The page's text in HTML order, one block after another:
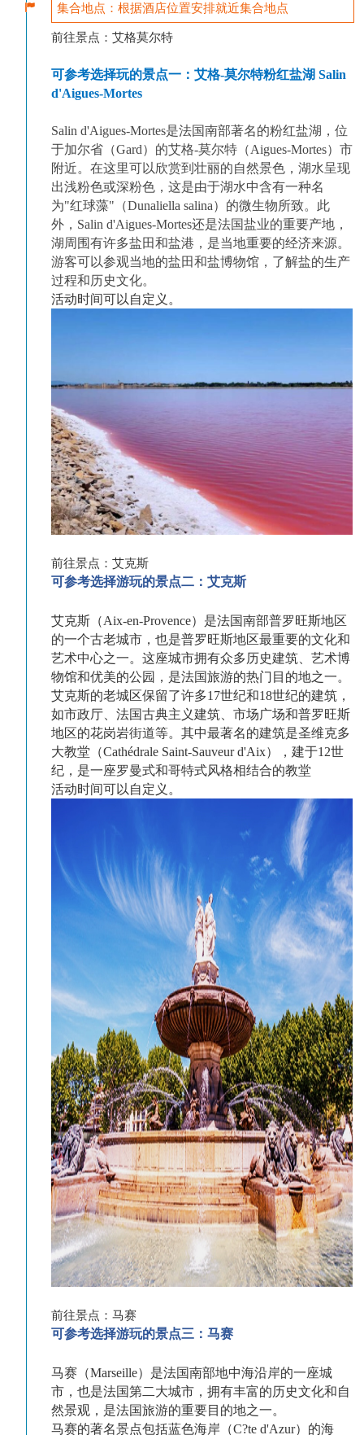
集合地点：根据酒店位置安排就近集合地点
前往景点：艾格莫尔特
可参考选择玩的景点一：艾格-莫尔特粉红盐湖 Salin
d'Aigues-Mortes
Salin d'Aigues-Mortes是法国南部著名的粉红盐湖，位
于加尔省（Gard）的艾格-莫尔特（Aigues-Mortes）市
附近。在这里可以欣赏到壮丽的自然景色，湖水呈现
出浅粉色或深粉色，这是由于湖水中含有一种名
为"红球藻"（Dunaliella salina）的微生物所致。此
外，Salin d'Aigues-Mortes还是法国盐业的重要产地，
湖周围有许多盐田和盐港，是当地重要的经济来源。
游客可以参观当地的盐田和盐博物馆，了解盐的生产
过程和历史文化。
活动时间可以自定义。
前往景点：艾克斯
可参考选择游玩的景点二：艾克斯
艾克斯（Aix-en-Provence）是法国南部普罗旺斯地区
的一个古老城市，也是普罗旺斯地区最重要的文化和
艺术中心之一。这座城市拥有众多历史建筑、艺术博
物馆和优美的公园，是法国旅游的热门目的地之一。
艾克斯的老城区保留了许多17世纪和18世纪的建筑，
如市政厅、法国古典主义建筑、市场广场和普罗旺斯
地区的花岗岩街道等。其中最著名的建筑是圣维克多
大教堂（Cathédrale Saint-Sauveur d'Aix），建于12世
纪，是一座罗曼式和哥特式风格相结合的教堂
活动时间可以自定义。
前往景点：马赛
可参考选择游玩的景点三：马赛
马赛（Marseille）是法国南部地中海沿岸的一座城
市，也是法国第二大城市，拥有丰富的历史文化和自
然景观，是法国旅游的重要目的地之一。
马赛的著名景点包括蓝色海岸（C?te d'Azur）的海